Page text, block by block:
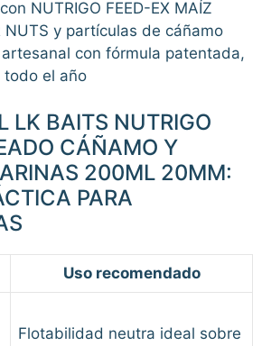
NUTRIGO FEED-EX MAÍZ
NUTS y partículas de cáñamo
con fórmula patentada,
todo el año
LK BAITS NUTRIGO
CÁÑAMO Y
200ML 20MM:
PARA
Uso recomendado
Flotabilidad neutra ideal sobre